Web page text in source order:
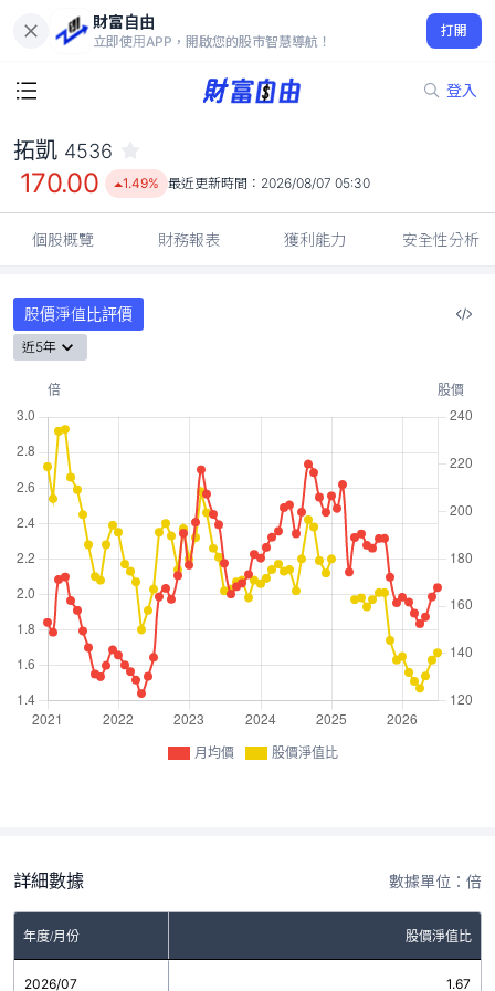
財富自由
立即使用APP，開啟您的股市智慧導航！
打開
登入
170.00
1.49%
拓凱 4536
170.00 1.49% 最近更新時間： 2026/08/07 05:30
個股概覽 財務報表 獲利能力 安全性分析
股價淨值比評價
近5年
月均價 股價淨值比
詳細數據 數據單位：倍
年度/月份 股價淨值比
2026/07 1.67